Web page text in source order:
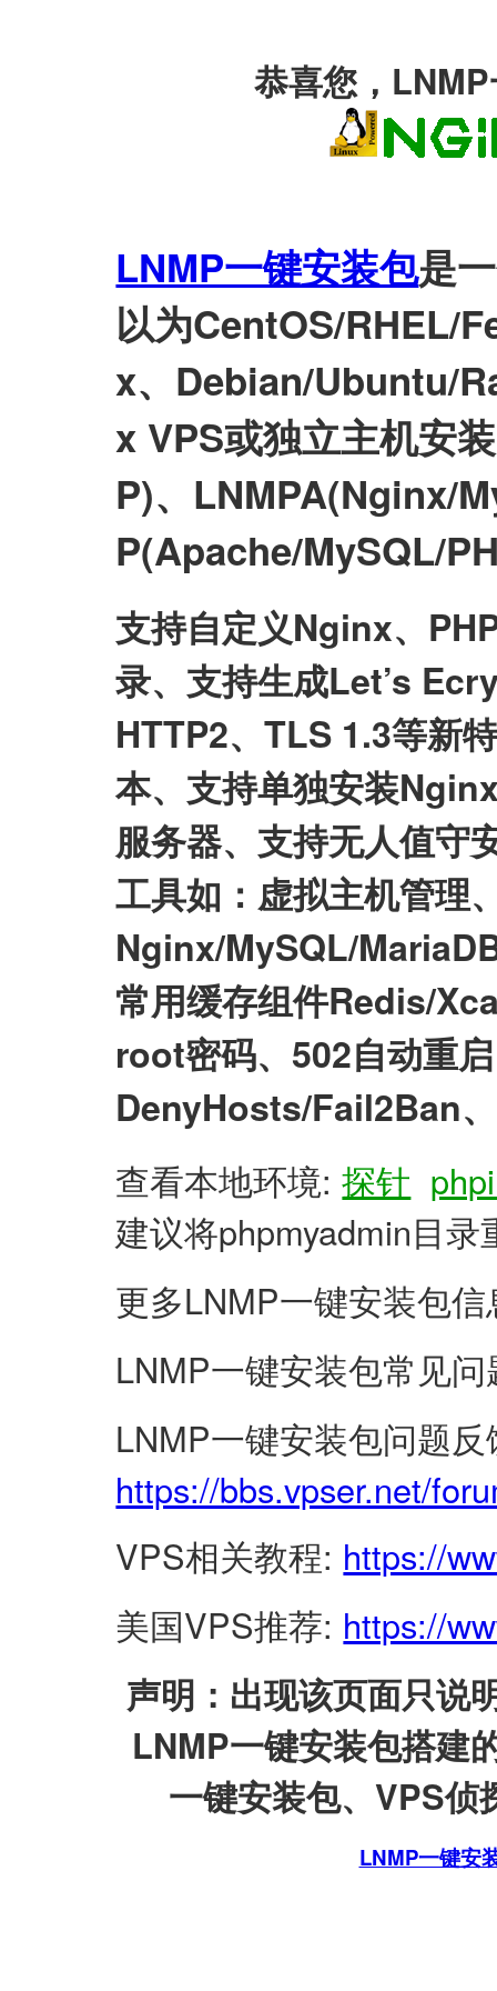
恭喜您，
LNMP一键安装包是
以为CentOS/RHEL/
x、Debian/Ubuntu/
x VPS或独立主机安
P)、LNMPA(Nginx/
P(Apache/MySQL/
支持自定义Nginx、
录、支持生成Let’s
HTTP2、TLS 1.3等新
本、支持单独安装
服务器、支持无人值守
工具如：虚拟主机管理
Nginx/MySQL/
常用缓存组件Redis/
root密码、502自动重
DenyHosts/Fail2Ban
查看本地环境:探针
建议将phpmyadmin目
更多LNMP一键安装包
LNMP一键安装包常见
LNMP一键安装包问题
https://bbs.vpser.net/
VPS相关教程: https://
美国VPS推荐: https://
声明：出现该页面只说
LNMP一键安装包搭建
一键安装包、VPS
LNMP一键安